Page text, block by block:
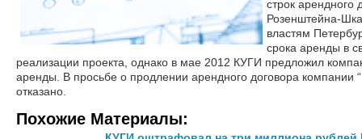
строк арендного
Розенштейна-
властям
срока аренды в
реализации проекта, однако в мае 2012 КУГИ предложил
аренды. В просьбе о продлении арендного договора компании
отказано.
Похожие Материалы: